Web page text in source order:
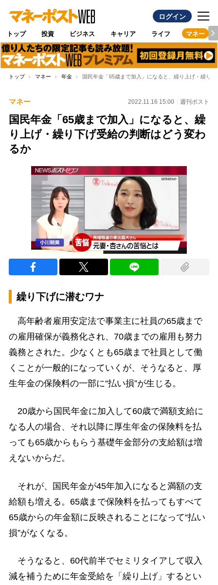
ログイン
トップ 投資 ビジネス キャリア ライフ マネー
トップ マネー 年金 国民年金「65歳まで加入」になると、繰り上げ・繰り
マネー 2022.11.16 15:00 週刊ポスト
国民年金「65歳まで加入」になると、繰
り上げ・繰り下げ受給の判断はどう変わ
るか
繰り下げに潜むワナ
高年齢者雇用安定法で事業主に社員の65歳まで
の雇用確保が義務化され、70歳までの雇用も努力
義務とされた。少なくとも65歳まで社員として働
くことが一般的になっていくが、そうなると、厚
生年金の保険料の一部に“払い損”が生じる。
20歳から国民年金に加入して60歳で満額支給に
なる人の場合、それ以降に厚生年金の保険料を払
っても65歳からもらう基礎年金部分の支給額は増
えないからだ。
それが、国民年金が45年加入になると満額の支
給額も増える。65歳まで保険料を払ってもすべて
65歳からの年金額に反映されることになって“払い
損”がなくなる。
そうなると、60代前半でセミリタイアして収入
減を補うために年金受給を「繰り上げ」するとい